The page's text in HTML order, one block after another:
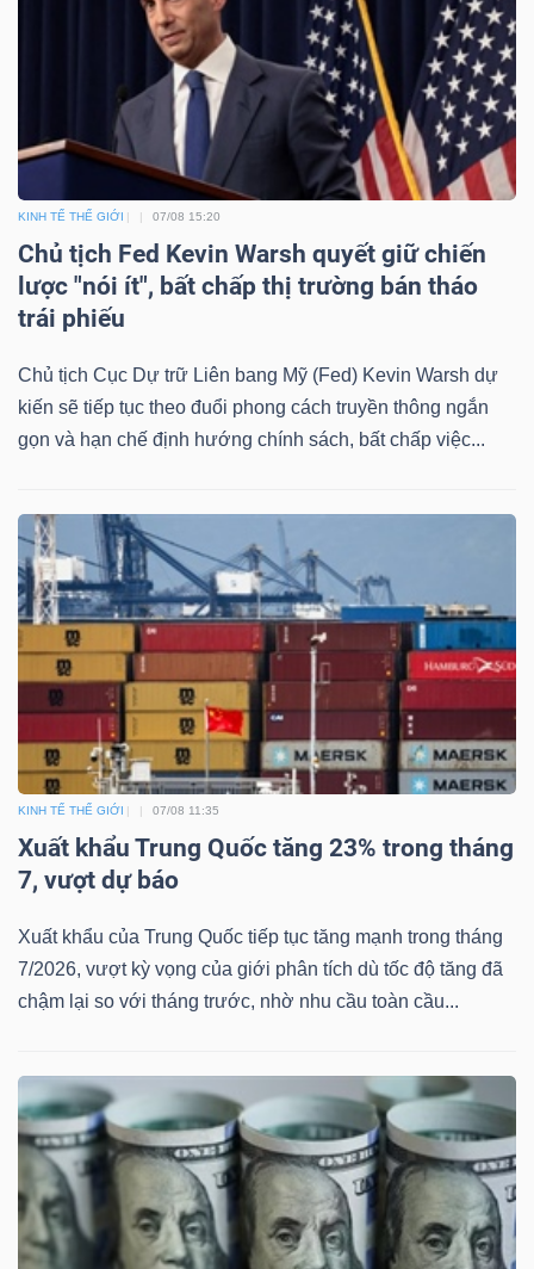
KINH TẾ THẾ GIỚI 07/08 15:20
Chủ tịch Fed Kevin Warsh quyết giữ chiến
lược "nói ít", bất chấp thị trường bán tháo
trái phiếu
Chủ tịch Cục Dự trữ Liên bang Mỹ (Fed) Kevin Warsh dự
kiến sẽ tiếp tục theo đuổi phong cách truyền thông ngắn
gọn và hạn chế định hướng chính sách, bất chấp việc...
KINH TẾ THẾ GIỚI 07/08 11:35
Xuất khẩu Trung Quốc tăng 23% trong tháng
7, vượt dự báo
Xuất khẩu của Trung Quốc tiếp tục tăng mạnh trong tháng
7/2026, vượt kỳ vọng của giới phân tích dù tốc độ tăng đã
chậm lại so với tháng trước, nhờ nhu cầu toàn cầu...
TIÊU
THIẾT
YẾU
CHĂM
SÓC
TÀI
CHÍNH
NGHỆ
THÔNG
TIN
DỊCH
VỤ
TRUYỀN
THÔNG